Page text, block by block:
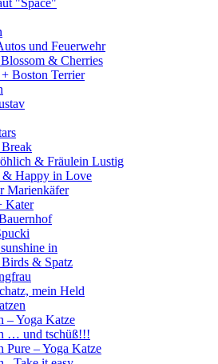
"Space"
und Feuerwehr
& Cherries
Boston Terrier
& Fräulein Lustig
& Happy in Love
Marienkäfer
Kater
in
& Spatz
mein Held
– Yoga Katze
… und tschüß!!!
Pure – Yoga Katze